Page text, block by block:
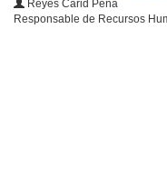
Reyes Carid Peña
Responsable de Recursos